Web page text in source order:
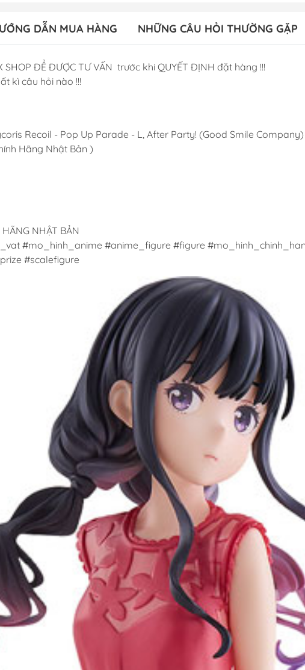
DẪN MUA HÀNG NHỮNG CÂU HỎI THƯỜNG GẶP
SHOP ĐỂ ĐƯỢC TƯ VẤN trước khi QUYẾT ĐỊNH đặt hàng !!!
kì câu hỏi nào !!!
Recoil - Pop Up Parade - L, After Party! (Good Smile
Hãng Nhật Bản )
NHẬT BẢN
#mo_hinh_anime #anime_figure #figure
#scalefigure